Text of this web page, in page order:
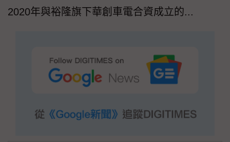
2020年與裕隆旗下華創車電合資成立的...